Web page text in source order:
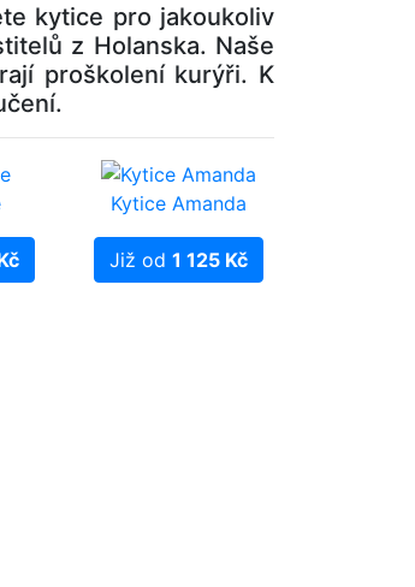
kytice pro jakoukoliv
z Holanska. Naše
proškolení kurýři. K
Kytice Amanda
Již od 1 125 Kč